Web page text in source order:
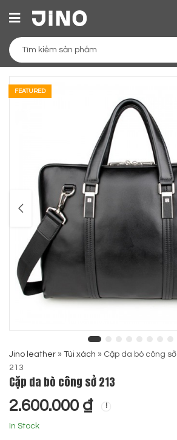
FEATURED
Jino leather » Túi xách » Cặp da bò công sở
213
Cặp da bò công sở 213
2.600.000 ₫
In Stock